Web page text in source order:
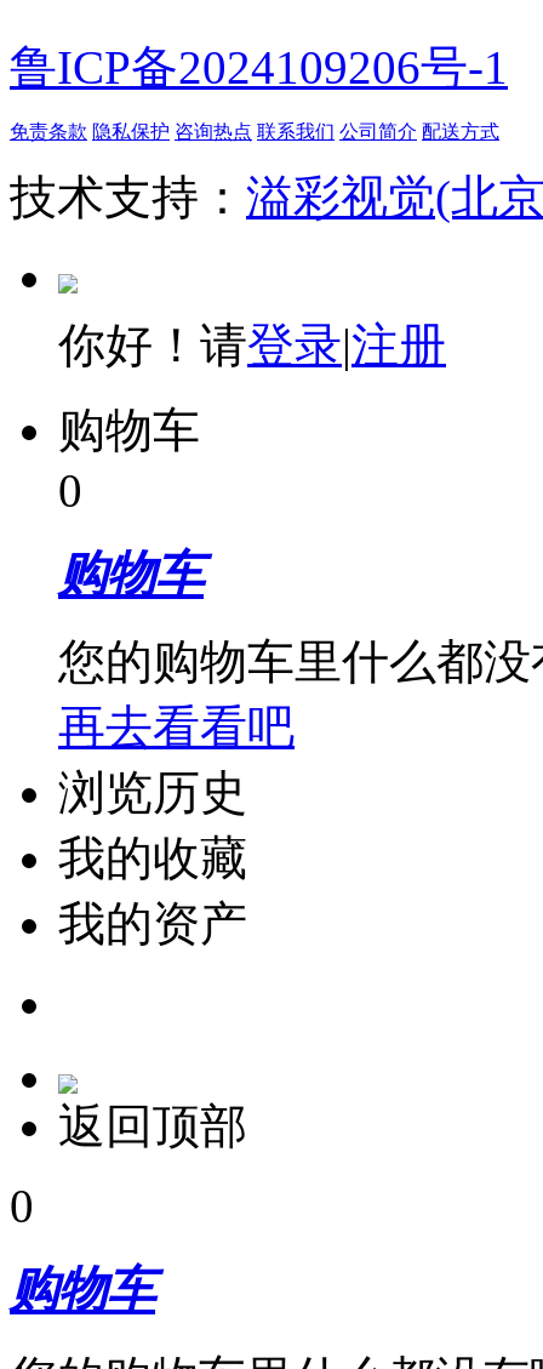
鲁ICP备2024109206号-1
免责条款 隐私保护 咨询热点 联系我们 公司简介 配送方式
技术支持： 溢彩视觉(北
你好！请登录|注册
购物车
0
购物车
您的购物车里什么都没
再去看看吧
浏览历史
我的收藏
我的资产
返回顶部
0
购物车